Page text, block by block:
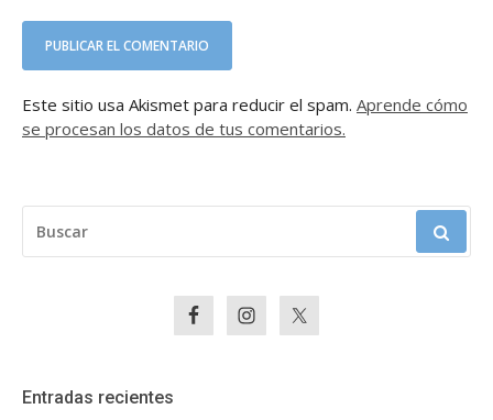
Este sitio usa Akismet para reducir el spam. Aprende cómo
se procesan los datos de tus comentarios.
Entradas recientes